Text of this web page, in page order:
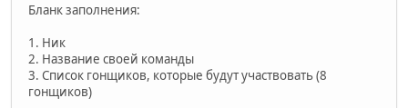
Бланк заполнения:
1. Ник
2. Название своей команды
3. Список гонщиков, которые будут участвовать (8
гонщиков)